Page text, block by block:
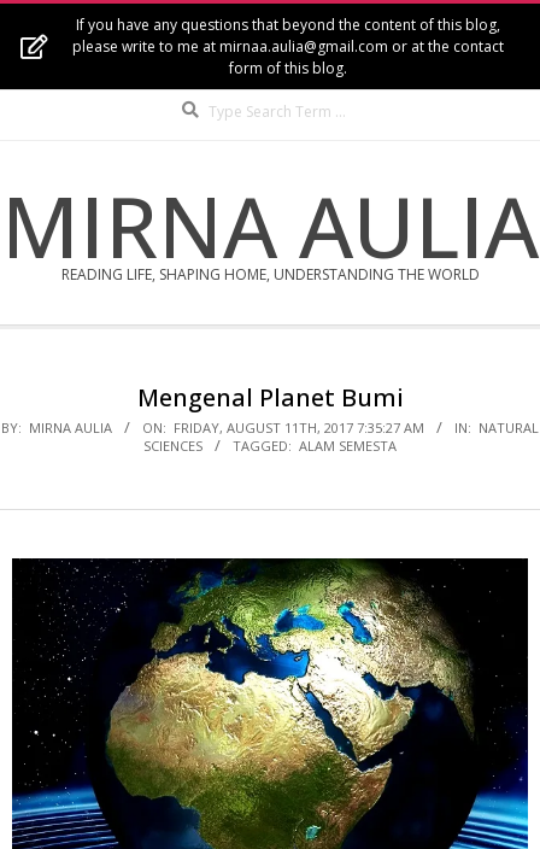
If you have any questions that beyond the content of this blog,
please write to me at mirnaa.aulia@gmail.com or at the contact
form of this blog.
MIRNA AULIA
READING LIFE, SHAPING HOME, UNDERSTANDING THE WORLD
Mengenal Planet Bumi
BY: MIRNA AULIA ON: FRIDAY, AUGUST 11TH, 2017 7:35:27 AM IN: NATURAL
SCIENCES
TAGGED: ALAM SEMESTA